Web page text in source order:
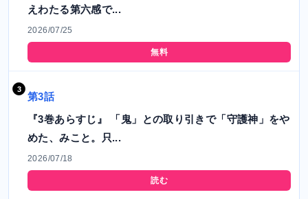
えわたる第六感で...
2026/07/25
無料
第3話
『3巻あらすじ』 「鬼」との取り引きで「守護神」をや
めた、みこと。只...
2026/07/18
読む